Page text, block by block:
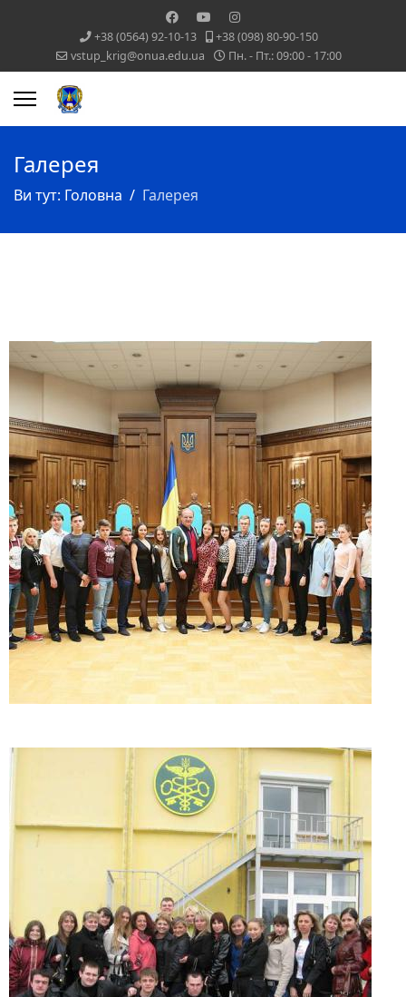
+38 (0564) 92-10-13
+38 (098) 80-90-150
vstup_krig@onua.edu.ua
Пн. - Пт.: 09:00 - 17:00
Галерея
Ви тут: Головна Галерея